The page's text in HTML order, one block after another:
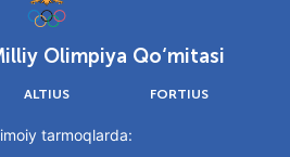
Olimpiya Qo‘mitasi
ALTIUS FORTIUS
tarmoqlarda: